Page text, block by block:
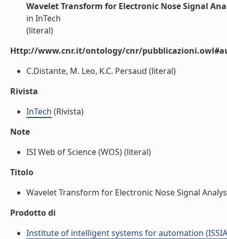
Wavelet Transform for Electronic Nose Signal
in InTech
(literal)
Http://www.cnr.it/ontology/cnr/
C.Distante, M. Leo, K.C. Persaud (literal)
Rivista
InTech (Rivista)
Note
ISI Web of Science (WOS) (literal)
Titolo
Wavelet Transform for Electronic Nose Signal
Prodotto di
Institute of intelligent systems for automation